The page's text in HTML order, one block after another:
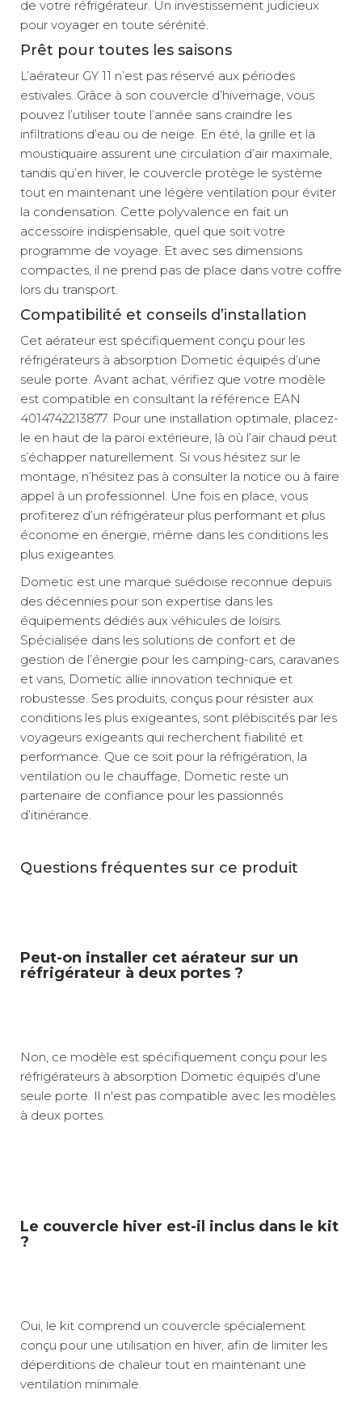
de votre réfrigérateur. Un investissement judicieux
pour voyager en toute sérénité.
Prêt pour toutes les saisons
L’aérateur GY 11 n’est pas réservé aux périodes
estivales. Grâce à son couvercle d’hivernage, vous
pouvez l’utiliser toute l’année sans craindre les
infiltrations d’eau ou de neige. En été, la grille et la
moustiquaire assurent une circulation d’air maximale,
tandis qu’en hiver, le couvercle protège le système
tout en maintenant une légère ventilation pour éviter
la condensation. Cette polyvalence en fait un
accessoire indispensable, quel que soit votre
programme de voyage. Et avec ses dimensions
compactes, il ne prend pas de place dans votre coffre
lors du transport.
Compatibilité et conseils d’installation
Cet aérateur est spécifiquement conçu pour les
réfrigérateurs à absorption Dometic équipés d’une
seule porte. Avant achat, vérifiez que votre modèle
est compatible en consultant la référence EAN
4014742213877. Pour une installation optimale, placez-
le en haut de la paroi extérieure, là où l’air chaud peut
s’échapper naturellement. Si vous hésitez sur le
montage, n’hésitez pas à consulter la notice ou à faire
appel à un professionnel. Une fois en place, vous
profiterez d’un réfrigérateur plus performant et plus
économe en énergie, même dans les conditions les
plus exigeantes.
Dometic est une marque suédoise reconnue depuis
des décennies pour son expertise dans les
équipements dédiés aux véhicules de loisirs.
Spécialisée dans les solutions de confort et de
gestion de l’énergie pour les camping-cars, caravanes
et vans, Dometic allie innovation technique et
robustesse. Ses produits, conçus pour résister aux
conditions les plus exigeantes, sont plébiscités par les
voyageurs exigeants qui recherchent fiabilité et
performance. Que ce soit pour la réfrigération, la
ventilation ou le chauffage, Dometic reste un
partenaire de confiance pour les passionnés
d’itinérance.
Questions fréquentes sur ce produit
Peut-on installer cet aérateur sur un
réfrigérateur à deux portes ?
Non, ce modèle est spécifiquement conçu pour les
réfrigérateurs à absorption Dometic équipés d'une
seule porte. Il n'est pas compatible avec les modèles
à deux portes.
Le couvercle hiver est-il inclus dans le kit
?
Oui, le kit comprend un couvercle spécialement
conçu pour une utilisation en hiver, afin de limiter les
déperditions de chaleur tout en maintenant une
ventilation minimale.